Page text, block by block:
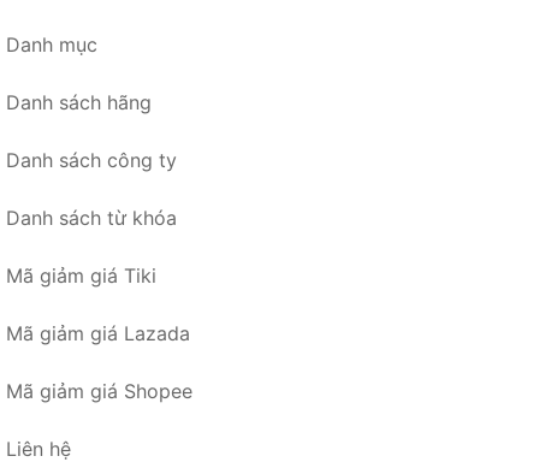
Danh mục
Danh sách hãng
Danh sách công ty
Danh sách từ khóa
Mã giảm giá Tiki
Mã giảm giá Lazada
Mã giảm giá Shopee
Liên hệ